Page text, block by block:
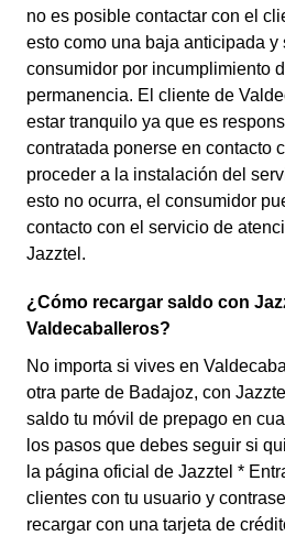
no es posible contactar con el
esto como una baja anticipada y
consumidor por incumplimiento
permanencia. El cliente de
estar tranquilo ya que es
contratada ponerse en contacto
proceder a la instalación del
esto no ocurra, el consumidor
contacto con el servicio de
Jazztel.
¿Cómo recargar saldo con
Valdecaballeros?
No importa si vives en
otra parte de Badajoz, con
saldo tu móvil de prepago en
los pasos que debes seguir si
la página oficial de Jazztel *
clientes con tu usuario y
recargar con una tarjeta de